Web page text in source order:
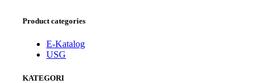
Product categories
E-Katalog
USG
KATEGORI